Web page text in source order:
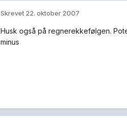
Skrevet 22. oktober 2007
Husk også på regnerekkefølgen.
minus